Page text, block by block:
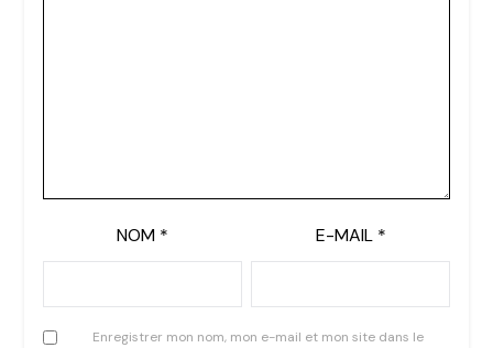
NOM * E-MAIL *
Enregistrer mon nom, mon e-mail et mon site dans le